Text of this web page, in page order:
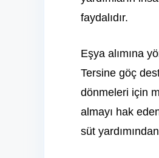
faydalıdır.
Eşya alımına
Tersine göç
dönmeleri için
almayı hak
süt